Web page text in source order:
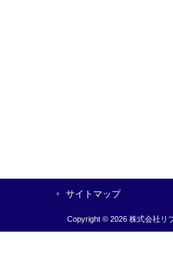
サイトマップ
Copyright © 2026 株式会社リ